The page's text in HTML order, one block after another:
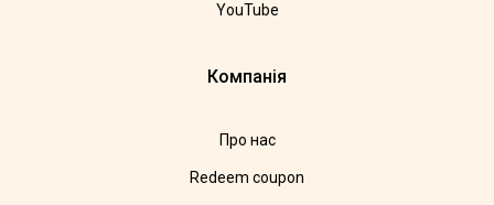
YouTube
Компанія
Про нас
Redeem coupon